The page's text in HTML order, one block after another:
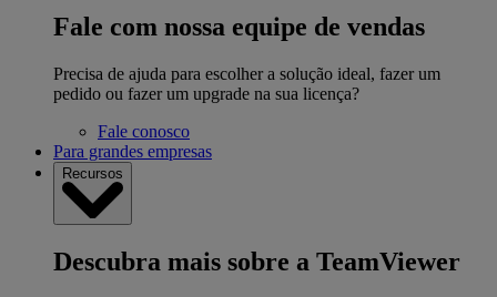
Fale com nossa equipe de vendas
Precisa de ajuda para escolher a solução ideal, fazer um
pedido ou fazer um upgrade na sua licença?
Fale conosco
Para grandes empresas
Recursos
Descubra mais sobre a TeamViewer